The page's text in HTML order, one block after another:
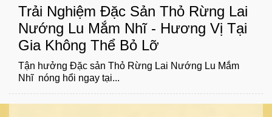
Trải Nghiệm Đặc Sản Thỏ Rừng Lai
Nướng Lu Mắm Nhĩ - Hương Vị Tại
Gia Không Thể Bỏ Lỡ
Tận hưởng Đặc sản Thỏ Rừng Lai Nướng Lu Mắm
Nhĩ nóng hổi ngay tại...